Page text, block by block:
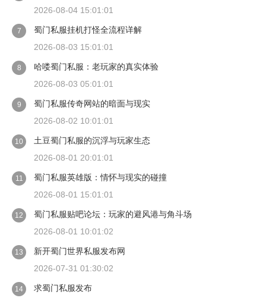
2026-08-04 15:01:01
7
蜀门私服挂机打怪全流程详解
2026-08-03 15:01:01
8
哈喽蜀门私服：老玩家的真实体验
2026-08-03 05:01:01
9
蜀门私服传奇网站的暗面与现实
2026-08-02 10:01:01
10
土豆蜀门私服的沉浮与玩家生态
2026-08-01 20:01:01
11
蜀门私服英雄版：情怀与现实的碰撞
2026-08-01 15:01:01
12
蜀门私服贴吧论坛：玩家的避风港与角斗场
2026-08-01 10:01:02
13
新开蜀门世界私服发布网
2026-07-31 01:30:02
14
求蜀门私服发布